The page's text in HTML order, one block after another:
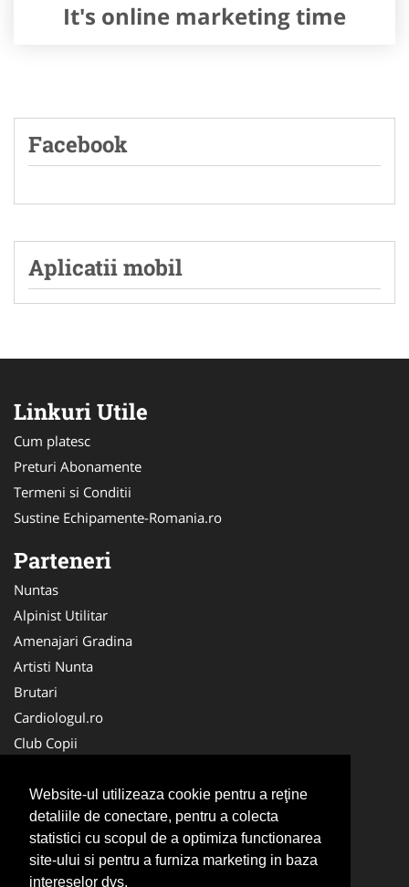
Website-ul utilizeaza cookie pentru a reţine
detaliile de conectare, pentru a colecta
statistici cu scopul de a optimiza functionarea
site-ului si pentru a furniza marketing in baza
intereselor dvs.
It's online marketing time
Facebook
Aplicatii mobil
Linkuri Utile
Cum platesc
Preturi Abonamente
Termeni si Conditii
Sustine Echipamente-Romania.ro
Parteneri
Nuntas
Alpinist Utilitar
Amenajari Gradina
Artisti Nunta
Brutari
Cardiologul.ro
Club Copii
Ambalaje Romania
Cabinet-Individual.ro
CentruInchirieri.ro
Cursuri Romania